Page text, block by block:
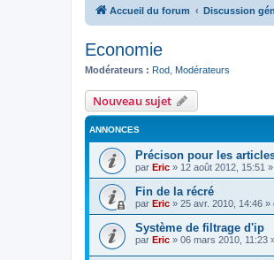
Accueil du forum Discussion
Economie
Modérateurs : Rod Modérateurs
Nouveau sujet
ANNONCES
Précison pour les
par Eric » 12 août 2012, 15:51
Fin de la récré
par Eric » 25 avr. 2010, 14:46 »
Système de filtrage d'ip
par Eric » 06 mars 2010, 11:23